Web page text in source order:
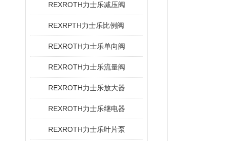
REXROTH力士乐减压阀
REXRPTH力士乐比例阀
REXROTH力士乐单向阀
REXROTH力士乐流量阀
REXROTH力士乐放大器
REXROTH力士乐继电器
REXROTH力士乐叶片泵